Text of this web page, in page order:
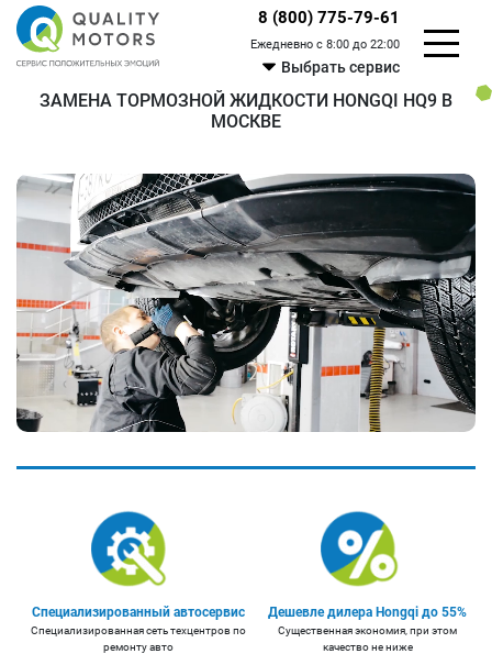
8 (800) 775-79-61
Ежедневно с 8:00 до 22:00
Выбрать сервис
ЗАМЕНА ТОРМОЗНОЙ ЖИДКОСТИ HONGQI HQ9 В
МОСКВЕ
Специализированный автосервис
Специализированная сеть техцентров по
ремонту авто
Дешевле дилера Hongqi до 55%
Существенная экономия, при этом
качество не ниже